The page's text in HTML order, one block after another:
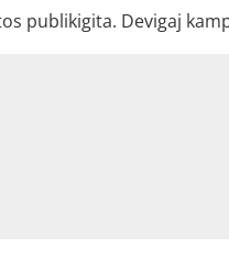
publikigita. Devigaj